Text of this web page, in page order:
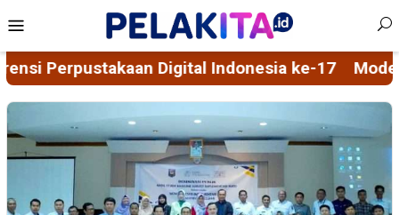
to
content
Menu
ke-17 Model Sosialisasi 5D Berbasis